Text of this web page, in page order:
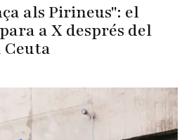
als Pirineus": el
a X després del
Ceuta